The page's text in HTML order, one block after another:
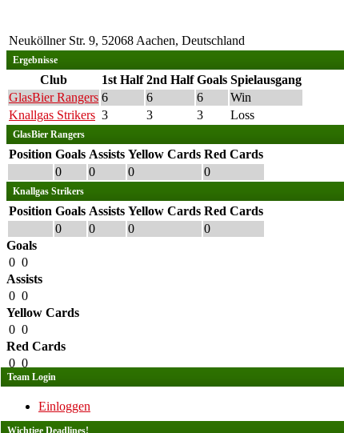
Neuköllner Str. 9, 52068 Aachen, Deutschland
Ergebnisse
Club 1st Half 2nd Half Goals Spielausgang
GlasBier Rangers 6 6 6
Win
Knallgas Strikers 3 3 3 Loss
GlasBier Rangers
Position Goals Assists Yellow Cards Red Cards
0
0 0 0
Knallgas Strikers
Position Goals Assists Yellow Cards Red Cards
0
0 0
0
Goals
0 0
Assists
0 0
Yellow Cards
0 0
Red Cards
0 0
Team Login
Einloggen
Wichtige Deadlines!